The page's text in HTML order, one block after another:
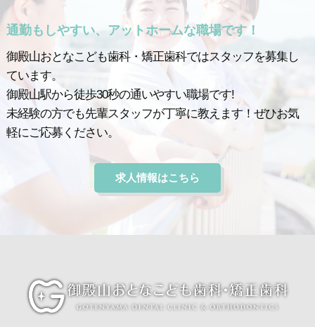
通勤もしやすい、アットホームな職場です！
御殿山おとなこども歯科・矯正歯科ではスタッフを募集し
ています。
御殿山駅から徒歩30秒の通いやすい職場です!
未経験の方でも先輩スタッフが丁寧に教えます！ぜひお気
軽にご応募ください。
求人情報はこちら